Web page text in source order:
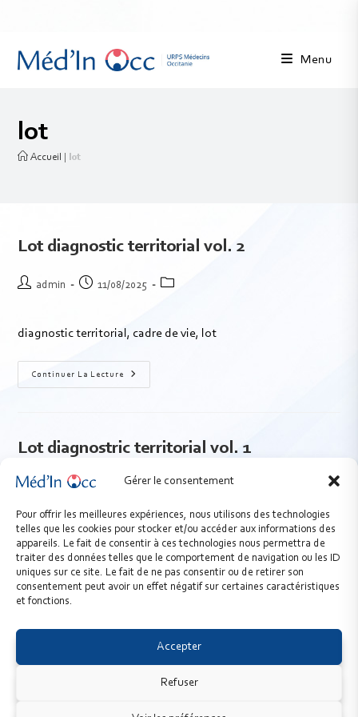
Gérer le consentement
Pour offrir les meilleures expériences, nous utilisons des technologies
telles que les cookies pour stocker et/ou accéder aux informations des
appareils. Le fait de consentir à ces technologies nous permettra de
traiter des données telles que le comportement de navigation ou les ID
uniques sur ce site. Le fait de ne pas consentir ou de retirer son
consentement peut avoir un effet négatif sur certaines caractéristiques
et fonctions.
Accepter
Refuser
Menu
lot
Accueil lot
Lot diagnostic territorial vol. 2
admin 11/08/2025
diagnostic territorial, cadre de vie, lot
Continuer La Lecture
Lot diagnostric territorial vol. 1
admin 11/08/2025
diagnostic territorial, besoins et offre de santé, lot
Continuer La Lecture